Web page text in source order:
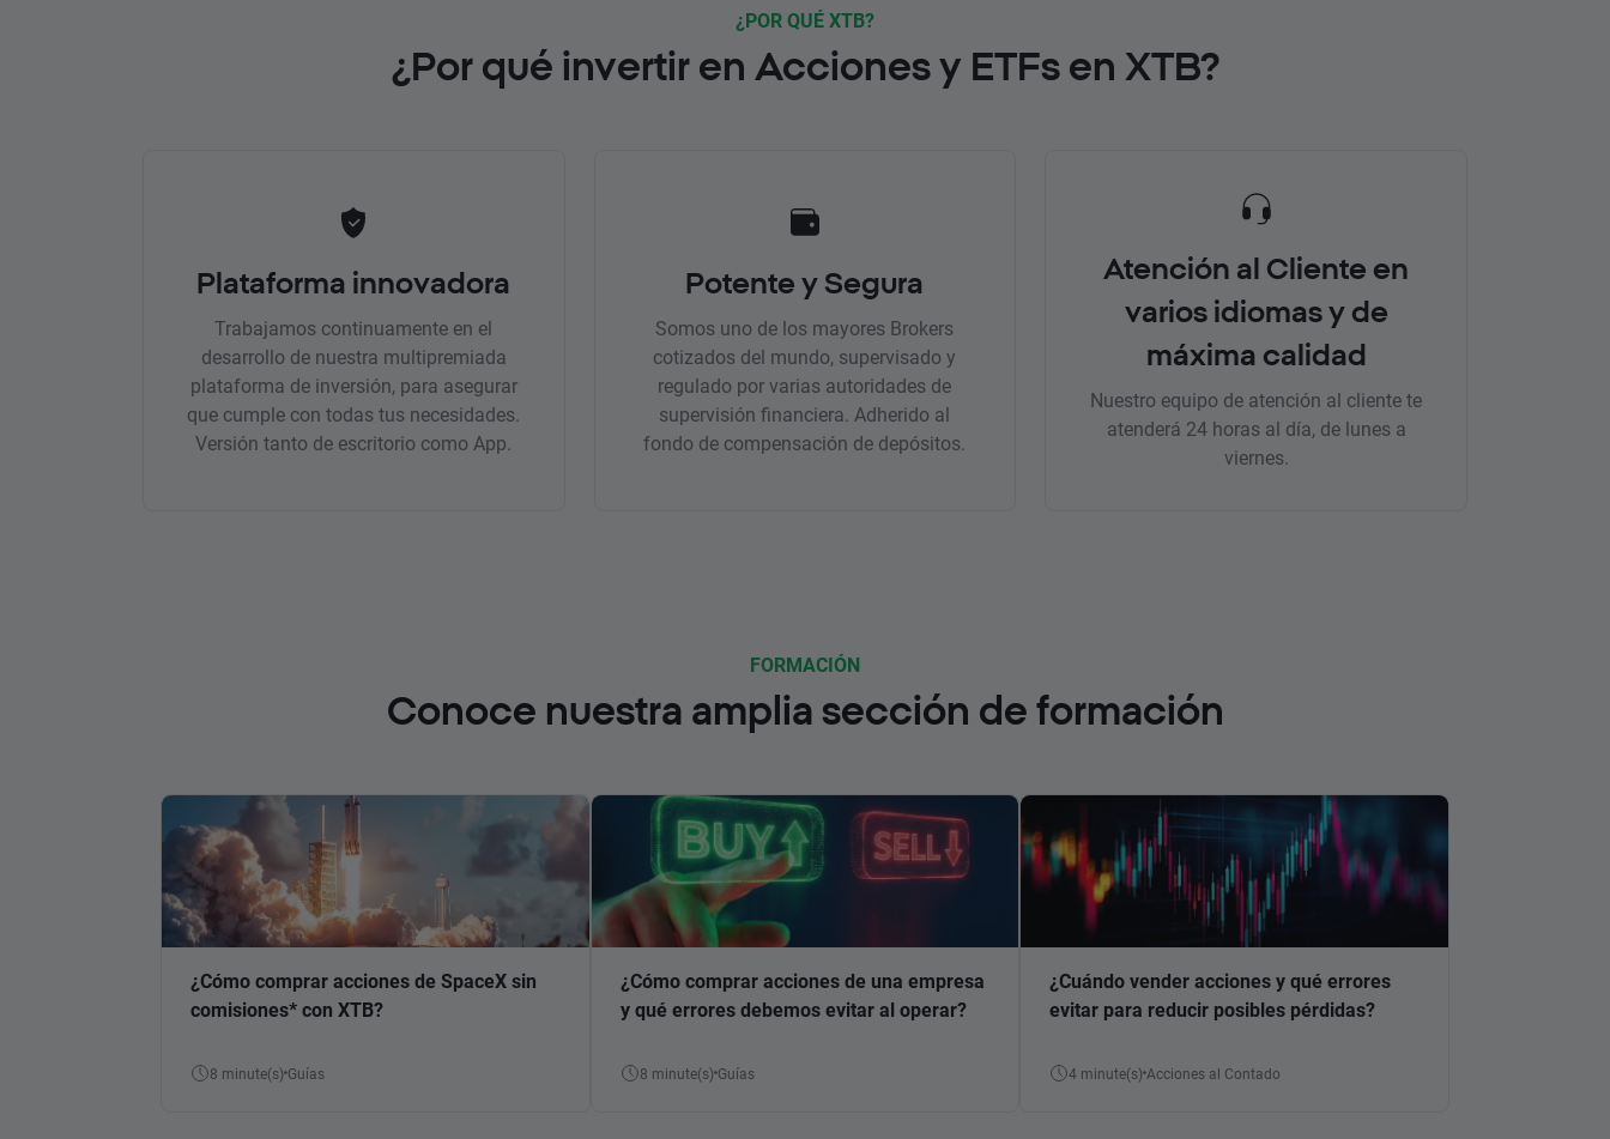
¿POR QUÉ XTB?
¿Por qué invertir en Acciones y ETFs en XTB?
Plataforma innovadora
Trabajamos continuamente en el
desarrollo de nuestra multipremiada
plataforma de inversión, para asegurar
que cumple con todas tus necesidades.
Versión tanto de escritorio como App.
Potente y Segura
Somos uno de los mayores Brokers
cotizados del mundo, supervisado y
regulado por varias autoridades de
supervisión financiera. Adherido al
fondo de compensación de depósitos.
Atención al Cliente en
varios idiomas y de
máxima calidad
Nuestro equipo de atención al cliente te
atenderá 24 horas al día, de lunes a
viernes.
FORMACIÓN
Conoce nuestra amplia sección de formación
¿Cómo comprar acciones de SpaceX sin
comisiones* con XTB?
8 minute(s) Guías
¿Cómo comprar acciones de una empresa
y qué errores debemos evitar al operar?
8 minute(s) Guías
¿Cuándo vender acciones y qué errores
evitar para reducir posibles pérdidas?
4 minute(s) Acciones al Contado